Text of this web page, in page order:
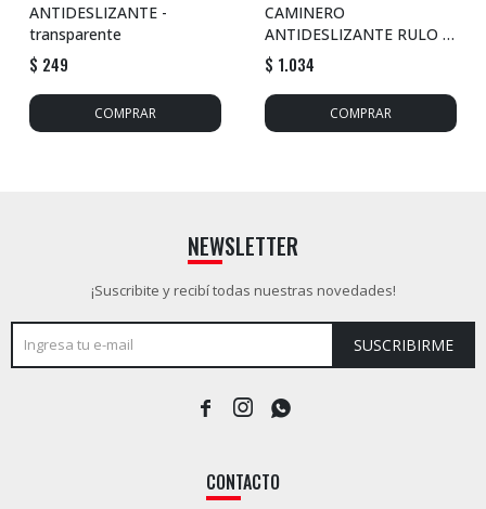
ANTIDESLIZANTE -
transparente
$ 249
CAMINERO
ANTIDESLIZANTE RULO -
negro
$ 1.034
CONTACTO
NEWSLETTER
¡Suscribite y recibí todas nuestras novedades!
SUSCRIBIRME
  